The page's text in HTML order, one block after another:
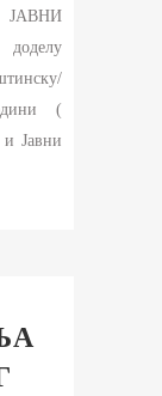
ЈАВНИ
(
Јавни